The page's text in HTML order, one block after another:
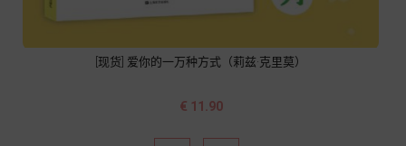
[现货] 爱你的一万种方式（莉兹·克里莫）
价
€ 11.90